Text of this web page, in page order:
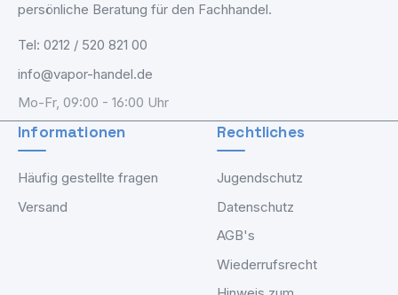
persönliche Beratung für den Fachhandel.
Tel: 0212 / 520 821 00
info@vapor-handel.de
Mo-Fr, 09:00 - 16:00 Uhr
Informationen
Häufig gestellte fragen
Versand
Rechtliches
Jugendschutz
Datenschutz
AGB's
Wiederrufsrecht